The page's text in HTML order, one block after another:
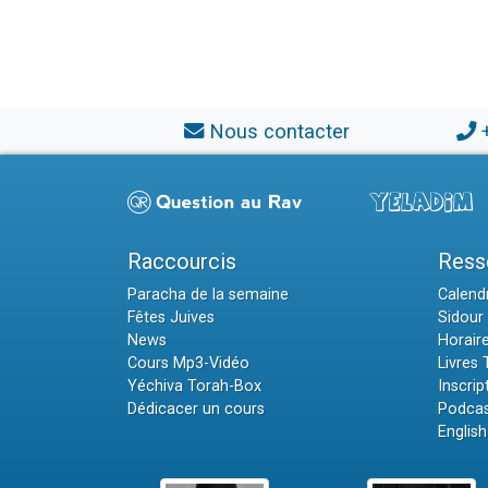
Nous contacter
Raccourcis
Paracha de la semaine
Fêtes Juives
News
Cours Mp3-Vidéo
Yéchiva Torah-Box
Dédicacer un cours
Sidour
Livres